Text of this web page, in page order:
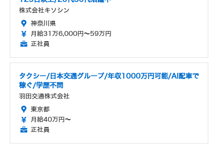
株式会社キソシン
神奈川県
月給31万6,000円～59万円
正社員
タクシー/日本交通グループ/年収1000万円可能/AI配車で
稼ぐ/学歴不問
羽田交通株式会社
東京都
月給40万円～
正社員